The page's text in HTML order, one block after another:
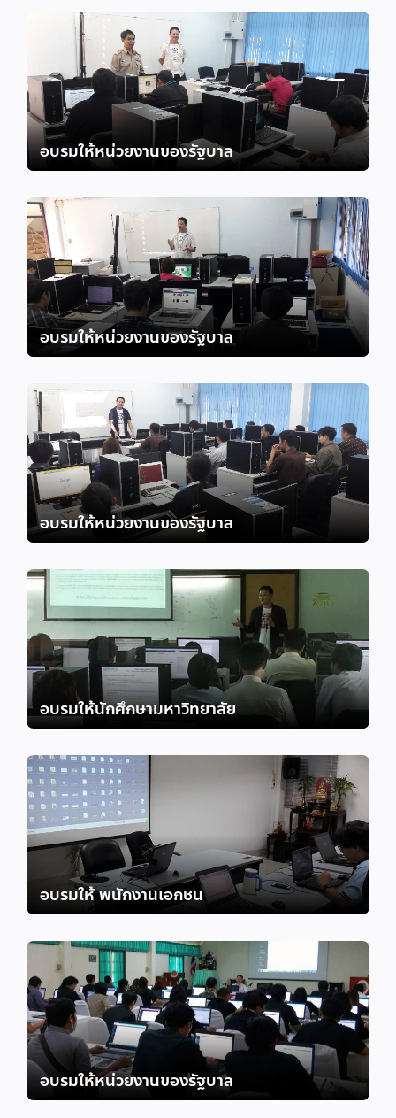
อบรมให้หน่วยงานของรัฐบาล
อบรมให้หน่วยงานของรัฐบาล
อบรมให้หน่วยงานของรัฐบาล
อบรมให้นักศึกษามหาวิทยาลัย
อบรมให้ พนักงานเอกชน
อบรมให้หน่วยงานของรัฐบาล